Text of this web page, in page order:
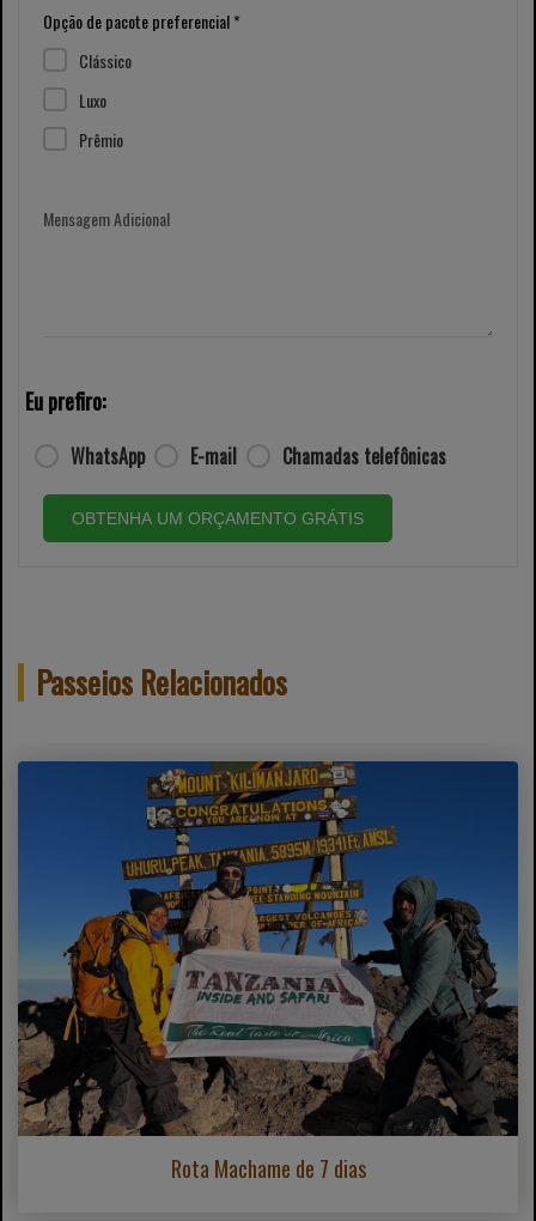
Opção de pacote preferencial *
Clássico
Luxo
Prêmio
Mensagem Adicional
Eu prefiro:
WhatsApp E-mail Chamadas telefônicas
OBTENHA UM ORÇAMENTO GRÁTIS
Passeios Relacionados
Rota Machame de 7 dias